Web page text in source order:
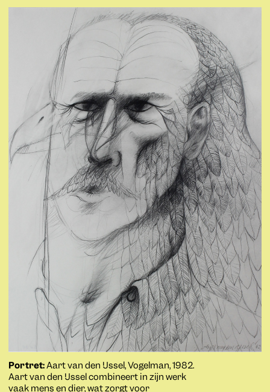
Portret: Aart van den IJssel, Vogelman, 1982.
Aart van den IJssel combineert in zijn werk
vaak mens en dier, wat zorgt voor